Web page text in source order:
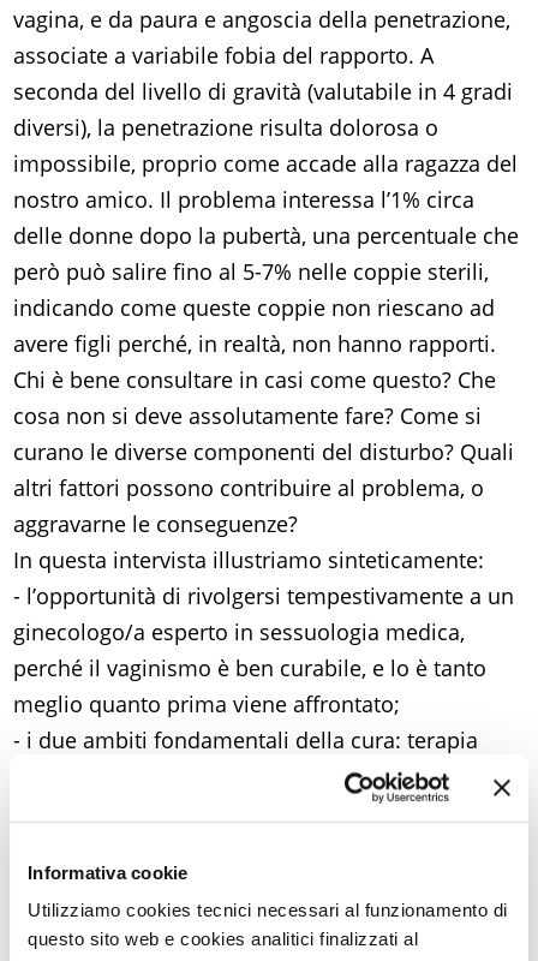
Informativa cookie
Utilizziamo cookies tecnici necessari al funzionamento di
questo sito web e cookies analitici finalizzati al
vagina, e da paura e angoscia della penetrazione,
associate a variabile fobia del rapporto. A
seconda del livello di gravità (valutabile in 4 gradi
diversi), la penetrazione risulta dolorosa o
impossibile, proprio come accade alla ragazza del
nostro amico. Il problema interessa l’1% circa
delle donne dopo la pubertà, una percentuale che
però può salire fino al 5-7% nelle coppie sterili,
indicando come queste coppie non riescano ad
avere figli perché, in realtà, non hanno rapporti.
Chi è bene consultare in casi come questo? Che
cosa non si deve assolutamente fare? Come si
curano le diverse componenti del disturbo? Quali
altri fattori possono contribuire al problema, o
aggravarne le conseguenze?
In questa intervista illustriamo sinteticamente:
- l’opportunità di rivolgersi tempestivamente a un
ginecologo/a esperto in sessuologia medica,
perché il vaginismo è ben curabile, e lo è tanto
meglio quanto prima viene affrontato;
- i due ambiti fondamentali della cura: terapia
farmacologica, per modulare le basi biologiche
imparare a rilassare i muscoli perivaginali;
- come, in caso di spasmo muscolare